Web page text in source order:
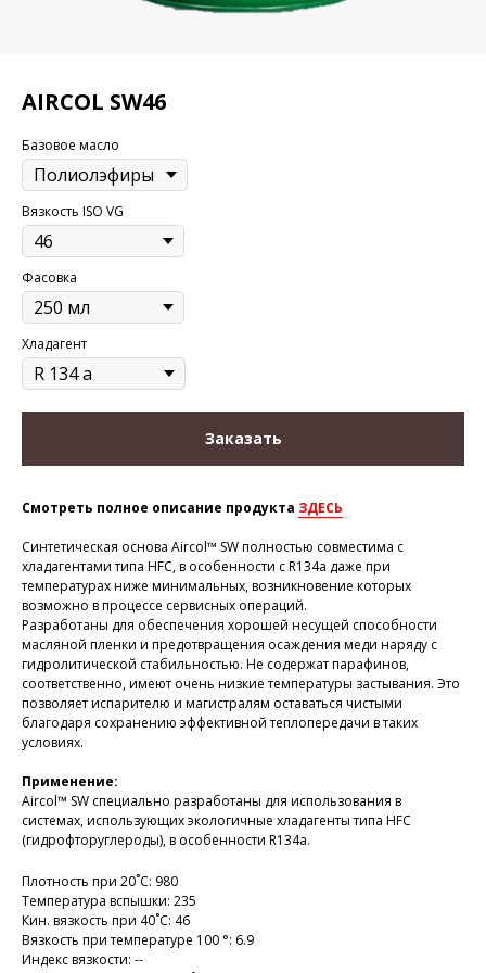
AIRCOL SW46
Базовое масло
Вязкость ISO VG
Фасовка
Хладагент
Заказать
Смотреть полное описание продукта ЗДЕСЬ
Синтетическая основа Aircol™ SW полностью совместима с
хладагентами типа HFC, в особенности с R134a даже при
температурах ниже минимальных, возникновение которых
возможно в процессе сервисных операций.
Разработаны для обеспечения хорошей несущей способности
масляной пленки и предотвращения осаждения меди наряду с
гидролитической стабильностью. Не содержат парафинов,
соответственно, имеют очень низкие температуры застывания. Это
позволяет испарителю и магистралям оставаться чистыми
благодаря сохранению эффективной теплопередачи в таких
условиях.
Применение:
Aircol™ SW специально разработаны для использования в
системах, использующих экологичные хладагенты типа HFC
(гидрофторуглероды), в особенности R134a.
Плотность при 20˚С: 980
Температура вспышки: 235
Кин. вязкость при 40˚С: 46
Вязкость при температуре 100 °: 6.9
Индекс вязкости: --